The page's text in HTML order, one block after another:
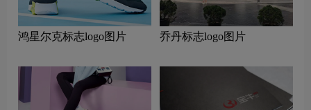
鸿星尔克标志logo图片 乔丹标志logo图片